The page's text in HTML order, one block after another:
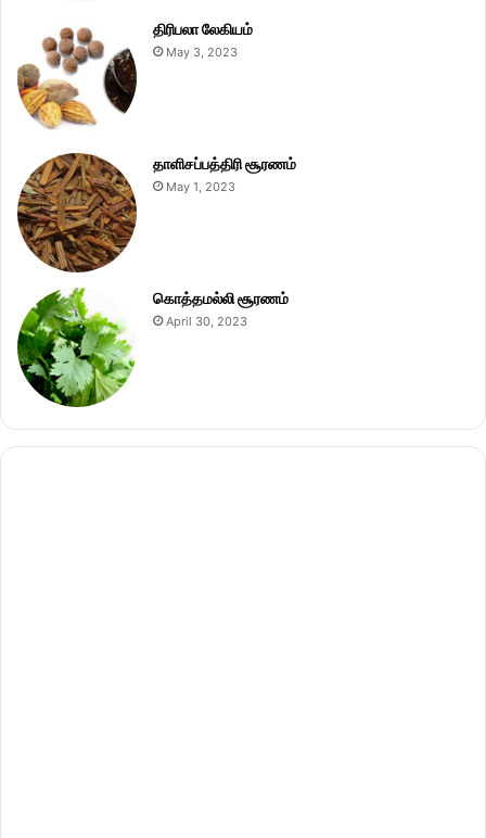
திரிபலா லேகியம்
May 3, 2023
தாளிசப்பத்திரி சூரணம்
May 1, 2023
கொத்தமல்லி சூரணம்
April 30, 2023